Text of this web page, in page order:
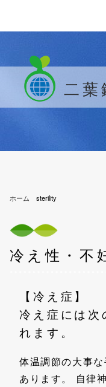
二葉
ホーム sterility
冷え性・不
【冷え症】
冷え症には次
れます。
体温調節の大事
あります。 自律